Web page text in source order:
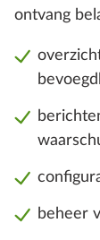
ontvang
beheer